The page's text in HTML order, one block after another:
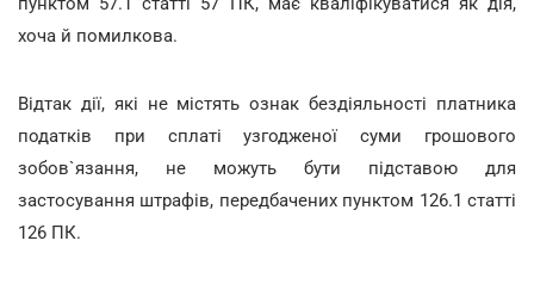
хоча й помилкова.
Відтак дії, які не містять ознак бездіяльності платника
податків при сплаті узгодженої суми грошового
зобов`язання, не можуть бути підставою для
застосування штрафів, передбачених пунктом 126.1 статті
126 ПК.